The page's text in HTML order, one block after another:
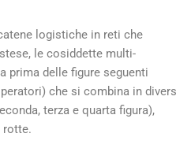
logistiche in reti che
le cosiddette multi-
prima delle figure seguenti
che si combina in
terza e quarta figura),
rotte.